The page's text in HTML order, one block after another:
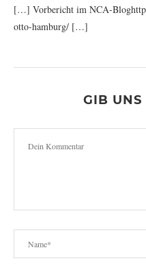
[…] Vorbericht im NCA-
otto-hamburg/ […]
GIB UNS